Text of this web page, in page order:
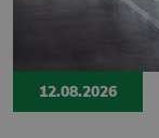
12.08.2026